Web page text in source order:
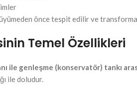
önce tespit edilir ve
Temel Özellikleri
ile genleşme (konservatör) tankı
ile doludur.